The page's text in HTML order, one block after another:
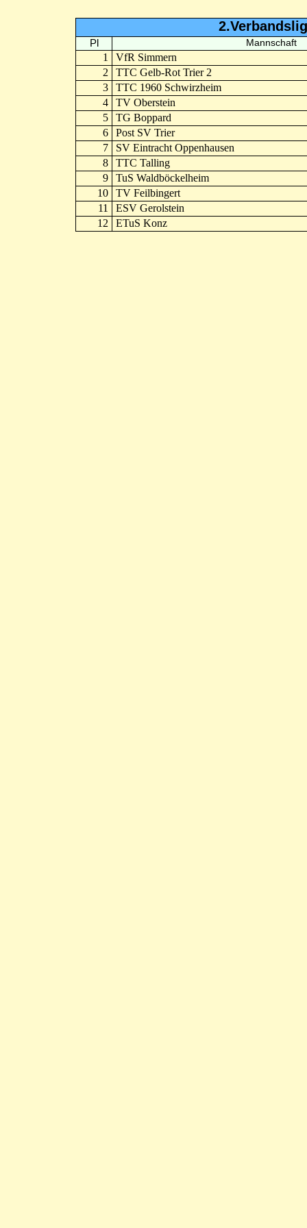
Pl Mannschaft
1
VfR Simmern
2
TTC Gelb-Rot Trier 2
3
TTC 1960 Schwirzheim
4
TV Oberstein
5
TG Boppard
6
Post SV Trier
7
SV Eintracht Oppenhausen
8
TTC Talling
9
TuS Waldböckelheim
10
TV Feilbingert
11
ESV Gerolstein
12
ETuS Konz